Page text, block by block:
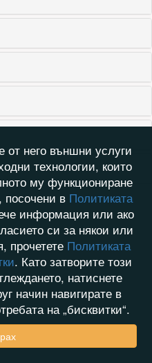
от него външни услуги
технологии, които
му функциониране
посочени в Политиката
информация или ако
си за някои или
прочетете Политиката
. Като затворите този
натиснете
начин навигирате в
на „бисквитки“.